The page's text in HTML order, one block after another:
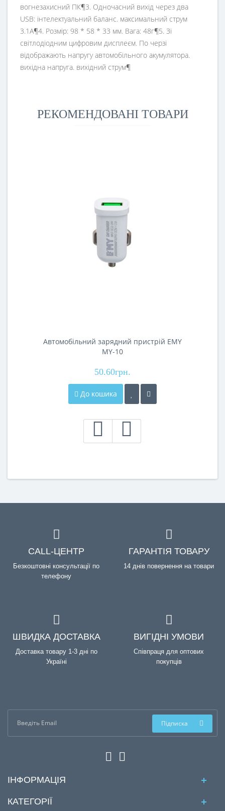
вогнезахисний ПК¶3. Одночасний вихід через два
USB: інтелектуальний баланс. максимальний струм
3.1A¶4. Розмір: 98 * 58 * 33 мм. Вага: 48г¶5. Зі
світлодіодним цифровим дисплеєм. По черзі
відображають напругу автомобільного акумулятора.
вихідна напруга. вихідний струм¶
РЕКОМЕНДОВАНІ ТОВАРИ
Автомобільний зарядний пристрій EMY
MY-10
50.60грн.
До кошика
CALL-ЦЕНТР
Безкоштовні консультації по
телефону
ГАРАНТІЯ ТОВАРУ
14 днів повернення на товари
ШВИДКА ДОСТАВКА
Доставка товару 1-3 дні по
Україні
ВИГІДНІ УМОВИ
Співпраця для оптових
покупців
Підписка
ІНФОРМАЦІЯ
КАТЕГОРІЇ